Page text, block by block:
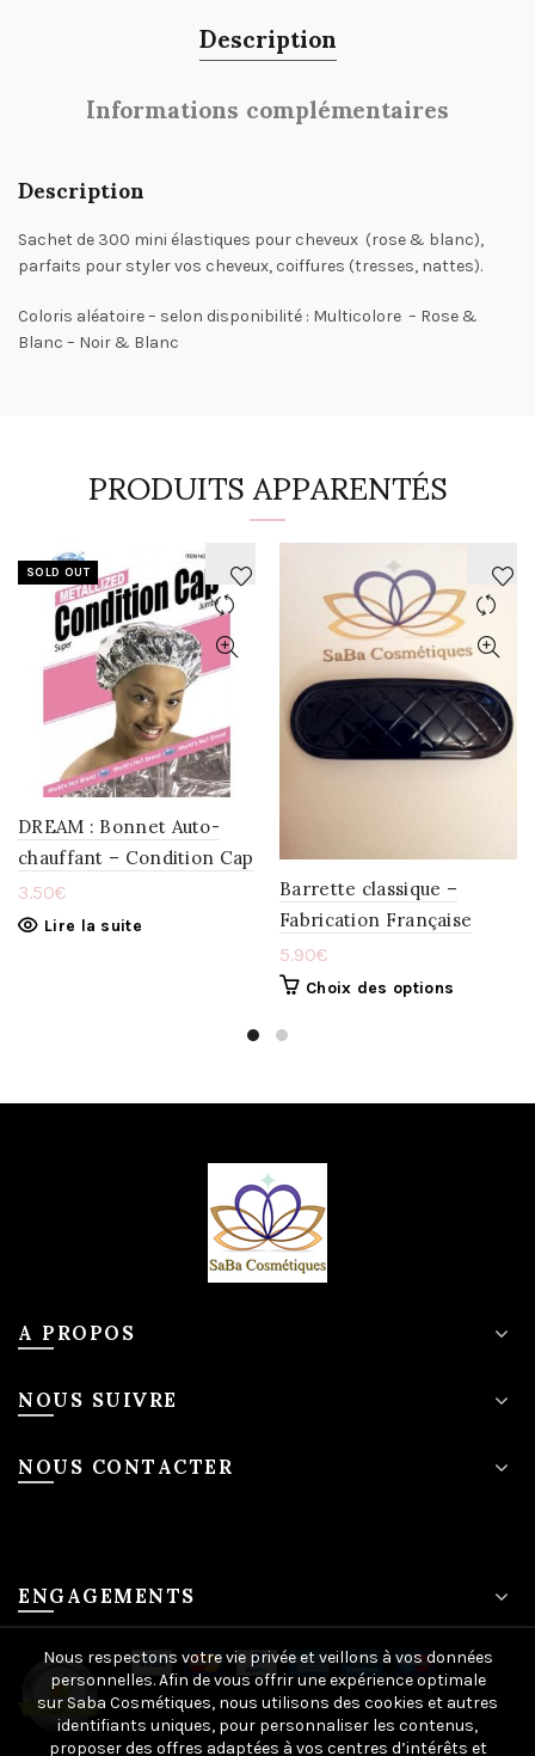
Description
Informations complémentaires
Description
Sachet de 300 mini élastiques pour cheveux (rose & blanc),
parfaits pour styler vos cheveux, coiffures (tresses, nattes).
Coloris aléatoire – selon disponibilité : Multicolore – Rose &
Blanc – Noir & Blanc
PRODUITS APPARENTÉS
SOLD OUT
DREAM : Bonnet Auto-
chauffant – Condition Cap
3.50€
Lire la suite
Barrette classique –
Fabrication Française
5.90€
Choix des options
A PROPOS
NOUS SUIVRE
NOUS CONTACTER
ENGAGEMENTS
Nous respectons votre vie privée et veillons à vos données
personnelles. Afin de vous offrir une expérience optimale
sur Saba Cosmétiques, nous utilisons des cookies et autres
identifiants uniques, pour personnaliser les contenus,
proposer des offres adaptées à vos centres d’intérêts et